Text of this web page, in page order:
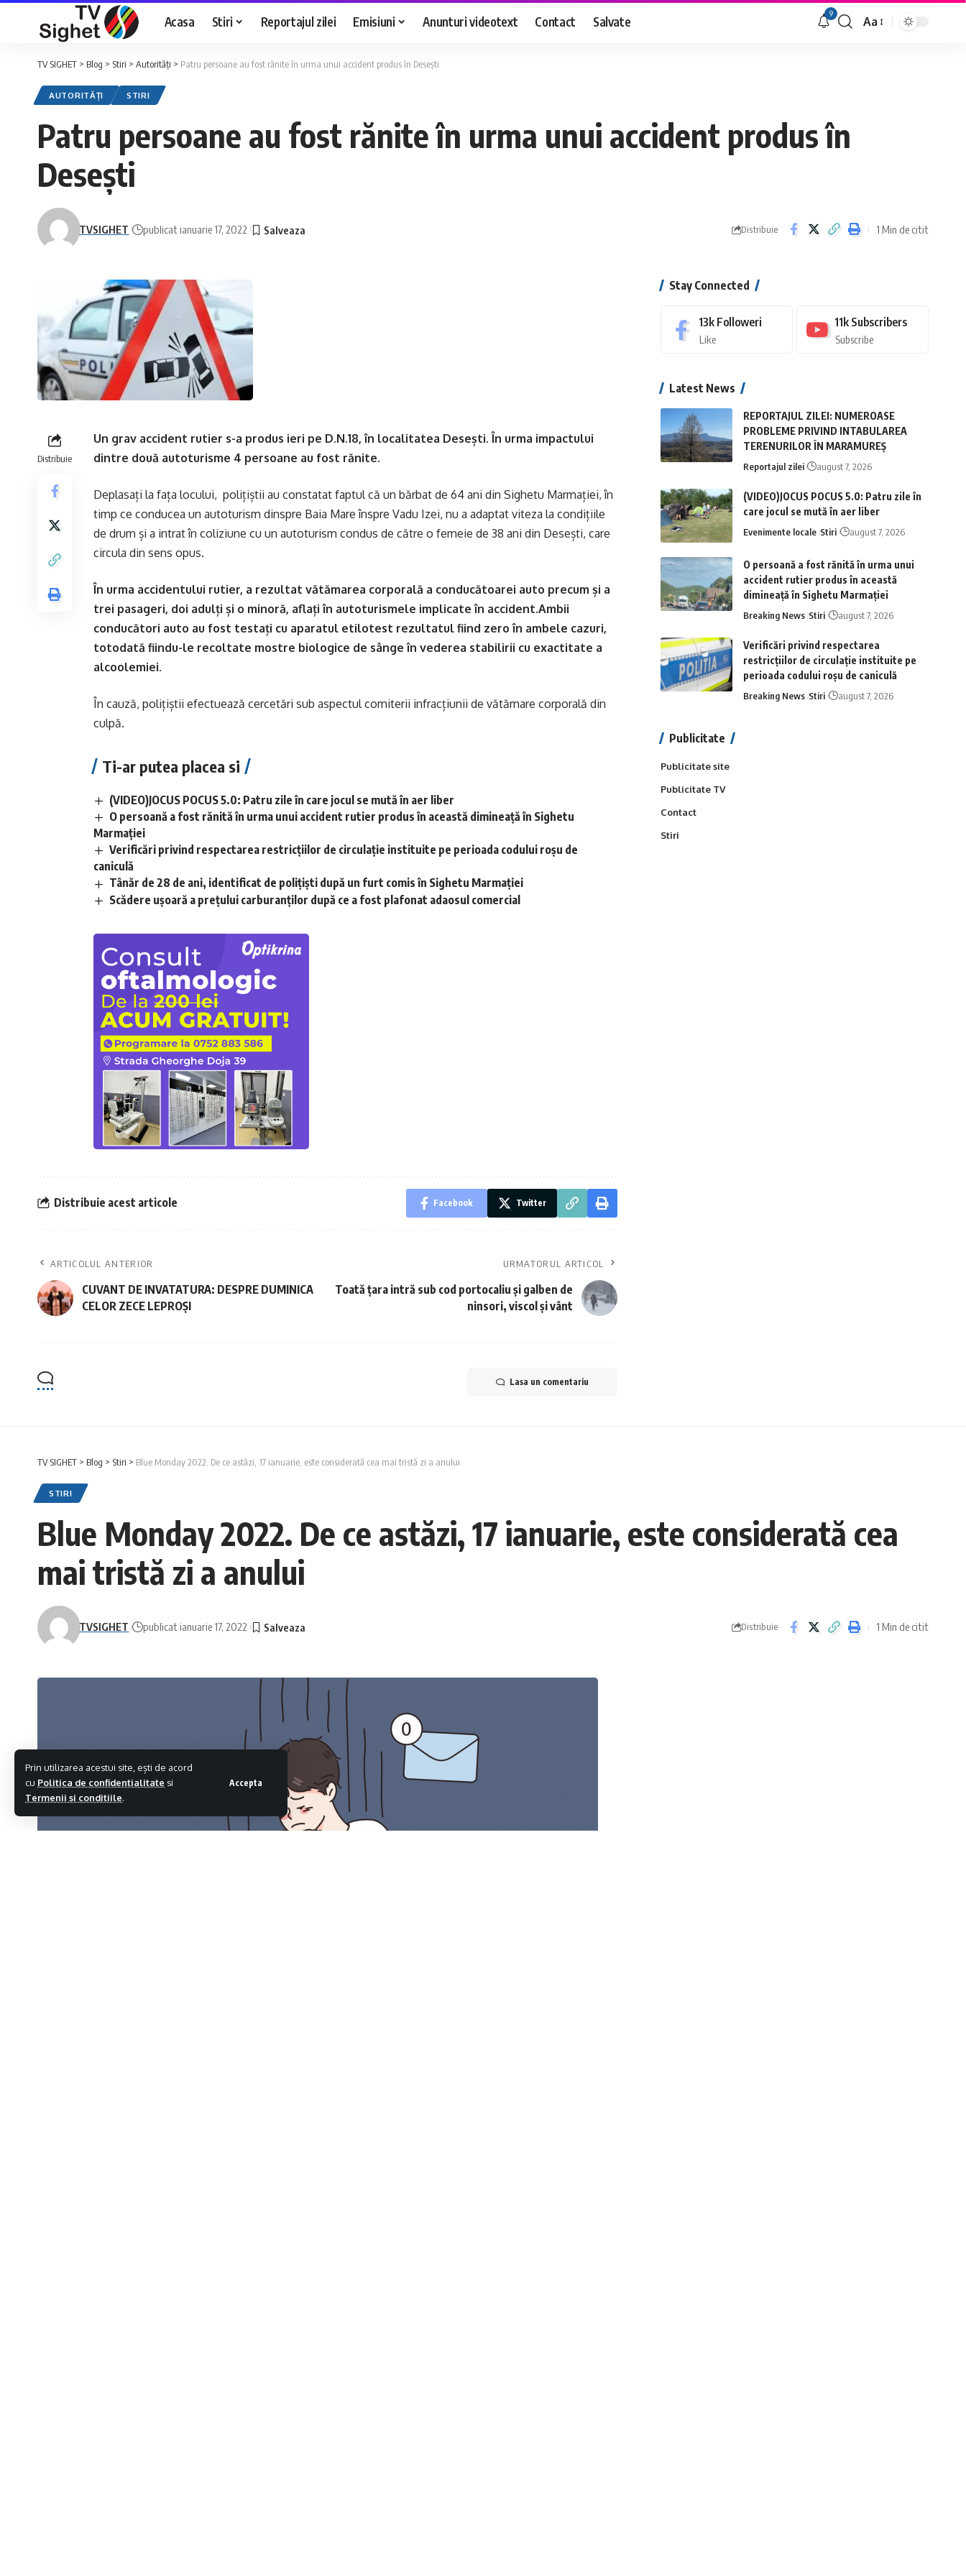
Prin utilizarea acestui site, ești de acord
cu Politica de confidentialitate si
Termenii si conditiile.
Accepta
Acasa Stiri Reportajul zilei Emisiuni Anunturi videotext Contact Salvate 9
Font
Aa
TV SIGHET > Blog > Stiri > Autorități > Patru persoane au fost rănite în urma unui accident produs în Desești
AUTORITĂȚI STIRI
Patru persoane au fost rănite în urma unui accident produs în
Desești
TVSIGHET publicat ianuarie 17, 2022 Distribuie 1 Min de citit
Distribuie
Un grav accident rutier s-a produs ieri pe D.N.18, în localitatea Desești. În urma impactului
dintre două autoturisme 4 persoane au fost rănite.
Deplasați la fața locului, polițiștii au constatat faptul că un bărbat de 64 ani din Sighetu Marmației, în
timp ce conducea un autoturism dinspre Baia Mare înspre Vadu Izei, nu a adaptat viteza la condițiile
de drum și a intrat în coliziune cu un autoturism condus de către o femeie de 38 ani din Desești, care
circula din sens opus.
În urma accidentului rutier, a rezultat vătămarea corporală a conducătoarei auto precum și a
trei pasageri, doi adulți și o minoră, aflați în autoturismele implicate în accident.Ambii
conducători auto au fost testați cu aparatul etilotest rezultatul fiind zero în ambele cazuri,
totodată fiindu-le recoltate mostre biologice de sânge în vederea stabilirii cu exactitate a
alcoolemiei.
În cauză, polițiștii efectuează cercetări sub aspectul comiterii infracțiunii de vătămare corporală din
culpă.
Ti-ar putea placea si
(VIDEO)JOCUS POCUS 5.0: Patru zile în care jocul se mută în aer liber
O persoană a fost rănită în urma unui accident rutier produs în această dimineață în Sighetu
Marmației
Verificări privind respectarea restricțiilor de circulație instituite pe perioada codului roșu de
caniculă
Tânăr de 28 de ani, identificat de polițiști după un furt comis în Sighetu Marmației
Scădere ușoară a prețului carburanților după ce a fost plafonat adaosul comercial
Distribuie acest articole Facebook Twitter
ARTICOLUL ANTERIOR
CUVANT DE INVATATURA: DESPRE DUMINICA
CELOR ZECE LEPROȘI
URMATORUL ARTICOL
Toată țara intră sub cod portocaliu și galben de
ninsori, viscol și vânt
Lasa un comentariu
Stay Connected
13k Followeri
Like
11k Subscribers
Subscribe
Latest News
REPORTAJUL ZILEI: NUMEROASE
PROBLEME PRIVIND INTABULAREA
TERENURILOR ÎN MARAMUREȘ
Reportajul zilei august 7, 2026
(VIDEO)JOCUS POCUS 5.0: Patru zile în
care jocul se mută în aer liber
Evenimente locale Stiri august 7, 2026
O persoană a fost rănită în urma unui
accident rutier produs în această
dimineață în Sighetu Marmației
Breaking News Stiri august 7, 2026
Verificări privind respectarea
restricțiilor de circulație instituite pe
perioada codului roșu de caniculă
Breaking News Stiri august 7, 2026
Publicitate
Publicitate site
Publicitate TV
Contact
Stiri
TV SIGHET > Blog > Stiri > Blue Monday 2022. De ce astăzi, 17 ianuarie, este considerată cea mai tristă zi a anului
STIRI
Blue Monday 2022. De ce astăzi, 17 ianuarie, este considerată cea
mai tristă zi a anului
TVSIGHET publicat ianuarie 17, 2022 Distribuie 1 Min de citit